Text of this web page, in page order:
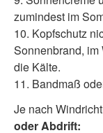
zumindest im
10. Kopfschutz
Sonnenbrand, im
die Kälte.
11. Bandmaß
Je nach
oder Abdrift: